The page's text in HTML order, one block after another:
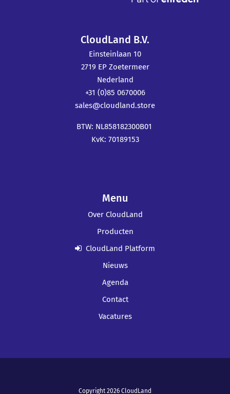
CloudLand B.V.
Einsteinlaan 10
2719 EP Zoetermeer
Nederland
+31 (0)85 0670006
sales@cloudland.store
BTW: NL858182300B01
KvK: 70189153
Menu
Over CloudLand
Producten
CloudLand Platform
Nieuws
Agenda
Contact
Vacatures
Copyright 2026 CloudLand